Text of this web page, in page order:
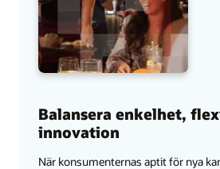
Balansera enkelhet,
innovation
När konsumenternas aptit för nya